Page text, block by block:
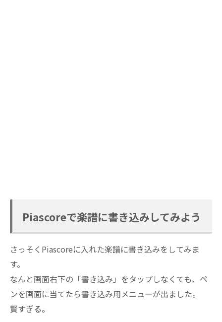
Piascoreで楽譜に書き込みしてみよう
さっそくPiascoreに入れた楽譜に書き込みをしてみま
す。
なんと画面右下の「書き込み」をタップしなくても、ペ
ンを画面に当てたら書き込み用メニューが出ました。
賢すぎる。